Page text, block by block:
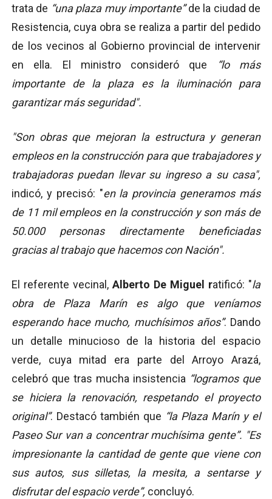
trata de “una plaza muy importante”de la ciudad de
Resistencia, cuya obra se realiza a partir del pedido
de los vecinos al Gobierno provincial de intervenir
en ella. El ministro consideró que
“lo más
importante de la plaza es la iluminación para
garantizar más seguridad".
"Son obras que mejoran la estructura y generan
empleos en la construcción para que trabajadores y
trabajadoras puedan llevar su ingreso a su casa",
indicó, y precisó: "en la provincia generamos más
de 11 mil empleos en la construcción y son más de
50.000 personas directamente beneficiadas
gracias al trabajo que hacemos con Nación".
El referente vecinal, Alberto De Miguel ratificó: "la
obra de Plaza Marín es algo que veníamos
esperando hace mucho, muchísimos años”. Dando
un detalle minucioso de la historia del espacio
verde, cuya mitad era parte del Arroyo Arazá,
celebró que tras mucha insistencia “logramos que
se hiciera la renovación, respetando el proyecto
original”. Destacó también que “la Plaza Marín y el
Paseo Sur van a concentrar muchísima gente”. "Es
impresionante la cantidad de gente que viene con
sus autos, sus silletas, la mesita, a sentarse y
disfrutar del espacio verde”, concluyó.